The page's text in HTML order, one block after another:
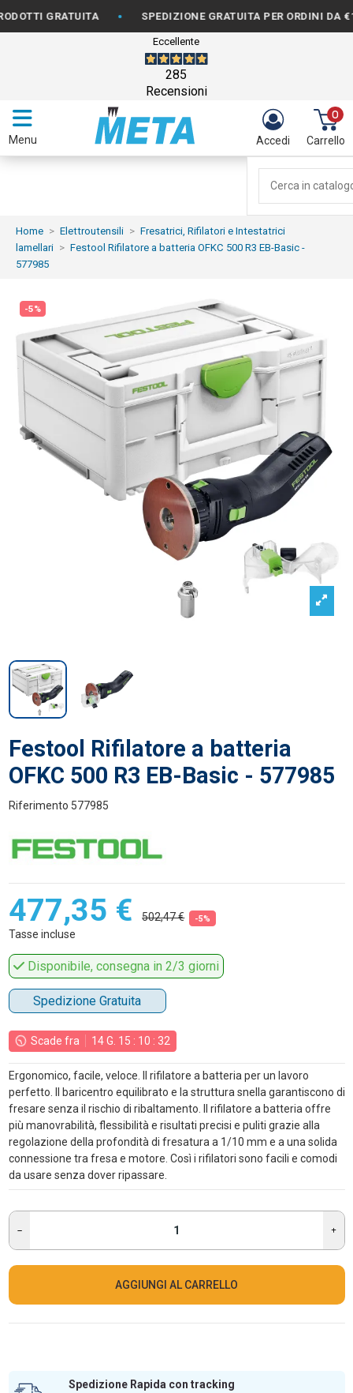
GRATUITA • SPEDIZIONE GRATUITA PER ORDINI DA €150
Eccellente
285
Recensioni
Menu Accedi
0
Carrello
Home Elettroutensili
Fresatrici, Rifilatori e Intestatrici
lamellari
Festool Rifilatore a batteria OFKC 500 R3 EB-Basic -
577985
-5%
Festool Rifilatore a batteria
OFKC 500 R3 EB-Basic - 577985
Riferimento 577985
477,35 € 502,47 € -5%
Tasse incluse
Disponibile, consegna in 2/3 giorni
Spedizione Gratuita
Scade fra 14G. 15 : 10 : 32
Ergonomico, facile, veloce. Il rifilatore a batteria per un lavoro
perfetto. Il baricentro equilibrato e la struttura snella garantiscono di
fresare senza il rischio di ribaltamento. Il rifilatore a batteria offre
più manovrabilità, flessibilità e risultati precisi e puliti grazie alla
regolazione della profondità di fresatura a 1/10 mm e a una solida
connessione tra fresa e motore. Così i rifilatori sono facili e comodi
da usare senza dover ripassare.
AGGIUNGI AL CARRELLO
Spedizione Rapida con tracking